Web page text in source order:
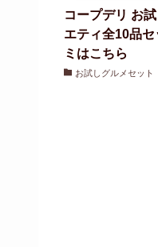
コープデリ お
エティ全10品
ミはこちら
お試しグルメセット